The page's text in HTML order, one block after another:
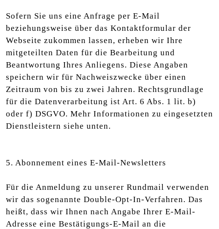
Sofern Sie uns eine Anfrage per E-Mail
beziehungsweise über das Kontaktformular der
Webseite zukommen lassen, erheben wir Ihre
mitgeteilten Daten für die Bearbeitung und
Beantwortung Ihres Anliegens. Diese Angaben
speichern wir für Nachweiszwecke über einen
Zeitraum von bis zu zwei Jahren. Rechtsgrundlage
für die Datenverarbeitung ist Art. 6 Abs. 1 lit. b)
oder f) DSGVO. Mehr Informationen zu eingesetzten
Dienstleistern siehe unten.
5. Abonnement eines E-Mail-Newsletters
Für die Anmeldung zu unserer Rundmail verwenden
wir das sogenannte Double-Opt-In-Verfahren. Das
heißt, dass wir Ihnen nach Angabe Ihrer E-Mail-
Adresse eine Bestätigungs-E-Mail an die